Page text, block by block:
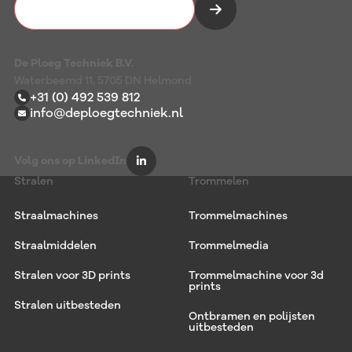
+31 (0) 492 539 812
info@deploegtechniek.nl
Stralen
Straalmachines
Straalmiddelen
Stralen voor 3D prints
Stralen uitbesteden
Trommelen
Trommelmachines
Trommelmedia
Trommelmachine voor 3d
prints
Ontbramen en polijsten
uitbesteden